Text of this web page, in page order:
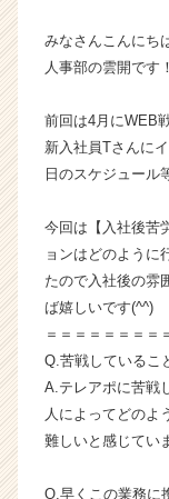
みなさんこんにち
人事部の雲開です！
前回は4月にWEB
新入社員Tさんに
日のスケジュール
今回は【入社後苦
ョンはどのように
たので入社後の雰
ば嬉しいです(^^)
＝＝＝＝＝＝＝＝
Q.苦戦しているこ
A.テレアポに苦戦
人によってどのよ
難しいと感じてい
Q.早くこの業務に